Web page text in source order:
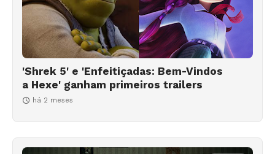
'Shrek 5' e 'Enfeitiçadas: Bem-Vindos
a Hexe' ganham primeiros trailers
há 2 meses